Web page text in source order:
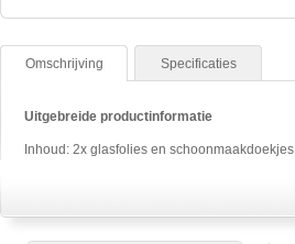
Omschrijving Specificaties
Uitgebreide productinformatie
Inhoud: 2x glasfolies en schoonmaakdoekjes